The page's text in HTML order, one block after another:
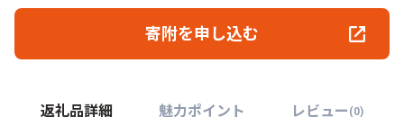
寄附を申し込む
返礼品詳細 魅力ポイント レビュー (0)